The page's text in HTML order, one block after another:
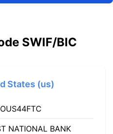
SWIF/BIC
States (us)
NATIONAL BANK